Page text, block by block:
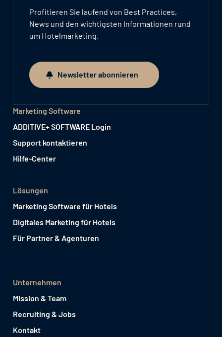
Profitieren Sie laufend von Best Practices,
News und den wichtigsten Informationen rund
um Hotelmarketing.
Newsletter abonnieren
Newsletter abonnieren
Marketing Software
ADDITIVE+ SOFTWARE Login
Support kontaktieren
Hilfe-Center
Lösungen
Marketing Software für Hotels
Digitales Marketing für Hotels
Für Partner & Agenturen
Unternehmen
Mission & Team
Recruiting & Jobs
Kontakt